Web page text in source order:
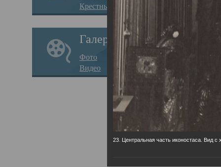
Крестные ходы
Галерея
Фото
Видео
23. Центральная часть иконостаса. Вид с